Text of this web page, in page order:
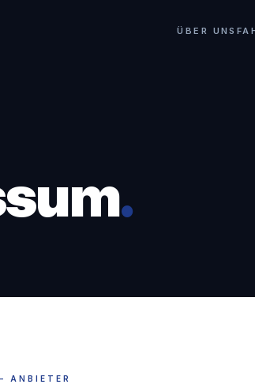
ÜBER UNS
.
ANBIETER